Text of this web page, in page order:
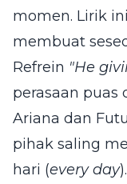
momen. Lirik
membuat
Refrein "He
perasaan puas
Ariana dan
pihak saling
hari (every day